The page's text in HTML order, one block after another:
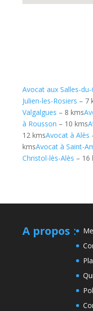
Avocat aux Salles-
Julien-les-Rosiers – 7
Valgalgues – 8 kms
à Rousson – 10 kms
12 kmsAvocat à Alès
kmsAvocat à Saint-
Christol-lès-Alès – 16
A propos :